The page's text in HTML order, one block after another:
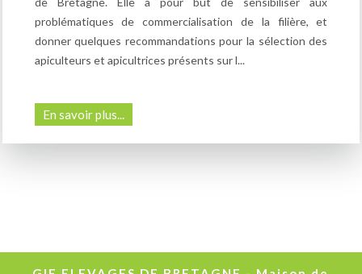
problématiques de commercialisation de la filière, et
donner quelques recommandations pour la sélection des
apiculteurs et apicultrices présents sur l...
En savoir plus...